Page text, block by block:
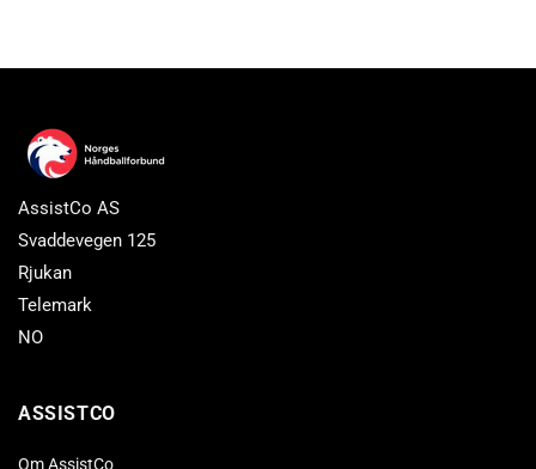
AssistCo AS
Svaddevegen 125
Rjukan
Telemark
NO
ASSISTCO
Om AssistCo